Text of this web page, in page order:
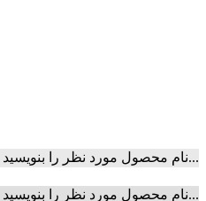
نام محصول مورد نظر را بنویسید...
نام محصول مورد نظر را بنویسید...